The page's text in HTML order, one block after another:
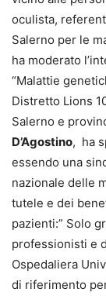
oculista,
Salerno per le
ha moderato
“Malattie
Distretto Lions
Salerno e
D’Agostino, ha
essendo una
nazionale delle
tutele e dei
pazienti:” Solo
professionisti e
Ospedaliera
di riferimento